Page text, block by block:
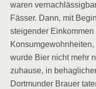
waren
Fässer. Dann, mit
steigender
wurde Bier nicht mehr
zuhause, in
Dortmunder Brauer